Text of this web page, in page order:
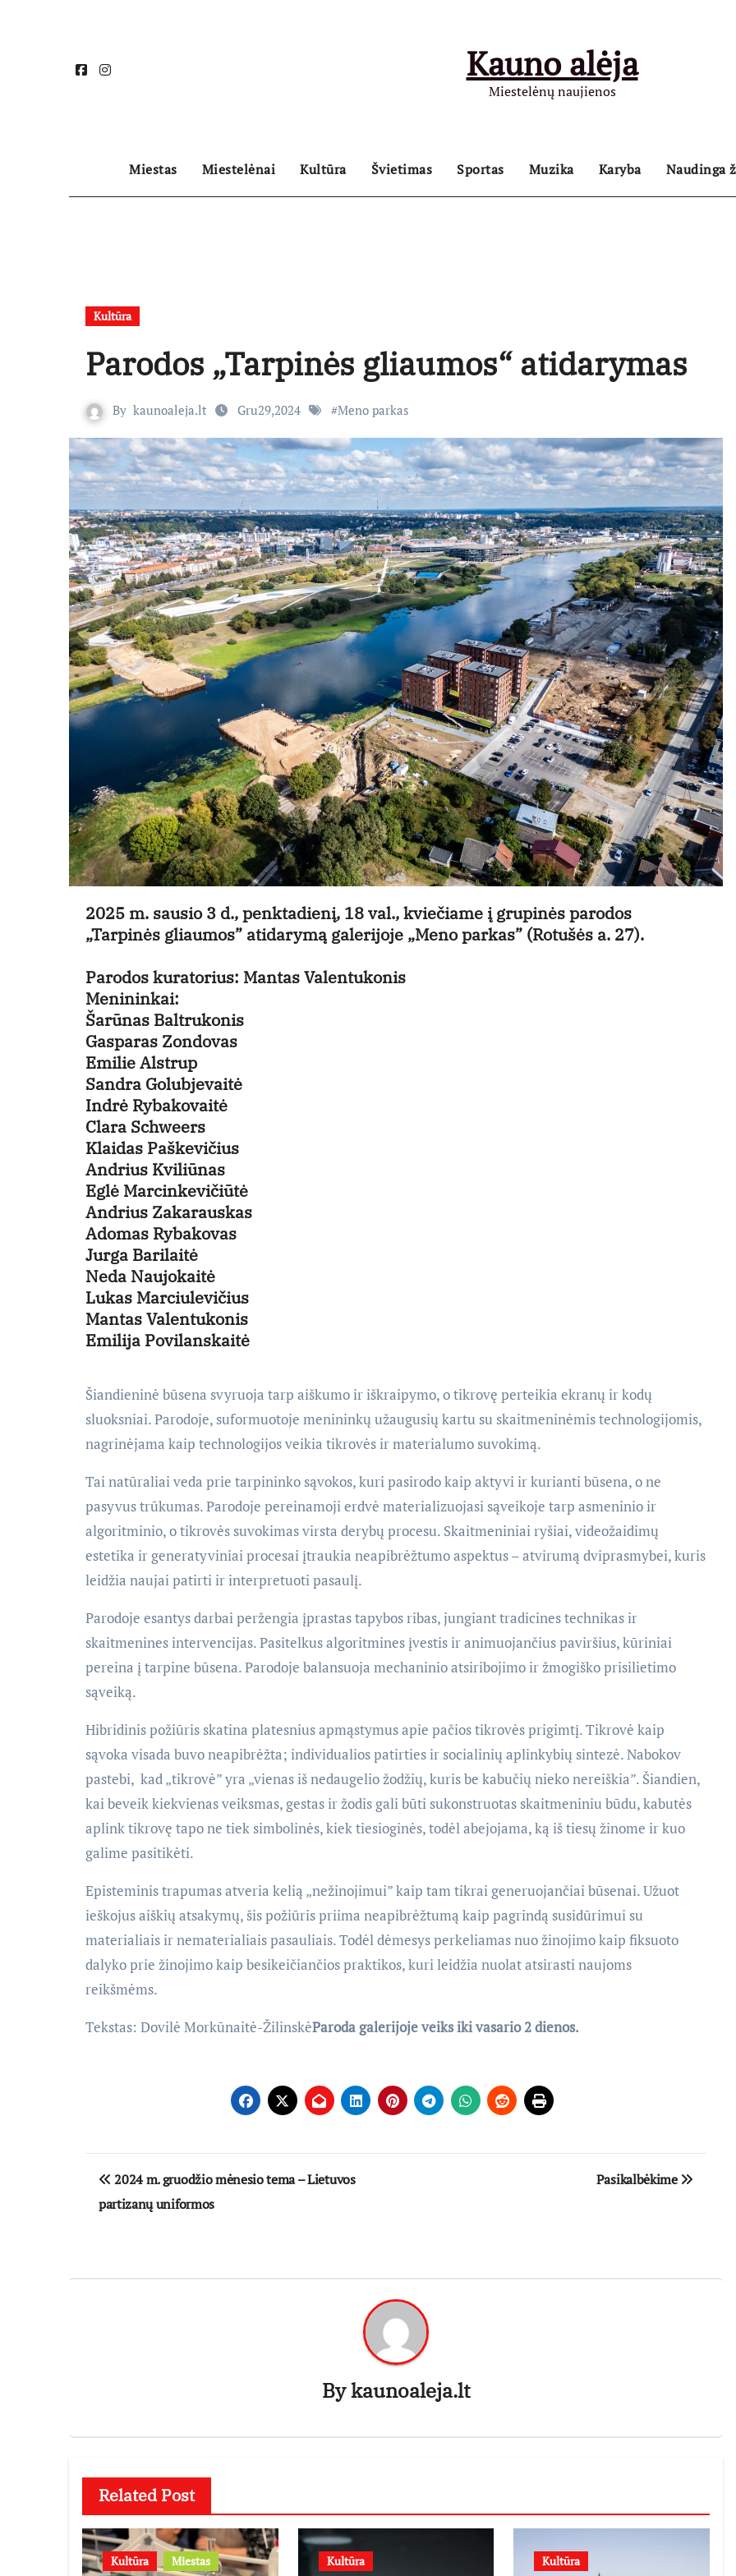
Kauno alėja
Miestelėnų naujienos
Miestas Miestelėnai Kultūra Švietimas Sportas Muzika Karyba Naudinga
Kultūra
Parodos „Tarpinės gliaumos“ atidarymas
By kaunoaleja.lt Gru29,2024 #Meno parkas
2025 m. sausio 3 d., penktadienį, 18 val., kviečiame į grupinės parodos
„Tarpinės gliaumos” atidarymą galerijoje „Meno parkas” (Rotušės a. 27).
Parodos kuratorius: Mantas Valentukonis
Menininkai:
Šarūnas Baltrukonis
Gasparas Zondovas
Emilie Alstrup
Sandra Golubjevaitė
Indrė Rybakovaitė
Clara Schweers
Klaidas Paškevičius
Andrius Kviliūnas
Eglė Marcinkevičiūtė
Andrius Zakarauskas
Adomas Rybakovas
Jurga Barilaitė
Neda Naujokaitė
Lukas Marciulevičius
Mantas Valentukonis
Emilija Povilanskaitė
Šiandieninė būsena svyruoja tarp aiškumo ir iškraipymo, o tikrovę perteikia ekranų ir kodų
sluoksniai. Parodoje, suformuotoje menininkų užaugusių kartu su skaitmeninėmis technologijomis,
nagrinėjama kaip technologijos veikia tikrovės ir materialumo suvokimą.
Tai natūraliai veda prie tarpininko sąvokos, kuri pasirodo kaip aktyvi ir kurianti būsena, o ne
pasyvus trūkumas. Parodoje pereinamoji erdvė materializuojasi sąveikoje tarp asmeninio ir
algoritminio, o tikrovės suvokimas virsta derybų procesu. Skaitmeniniai ryšiai, videožaidimų
estetika ir generatyviniai procesai įtraukia neapibrėžtumo aspektus – atvirumą dviprasmybei, kuris
leidžia naujai patirti ir interpretuoti pasaulį.
Parodoje esantys darbai peržengia įprastas tapybos ribas, jungiant tradicines technikas ir
skaitmenines intervencijas. Pasitelkus algoritmines įvestis ir animuojančius paviršius, kūriniai
pereina į tarpine būsena. Parodoje balansuoja mechaninio atsiribojimo ir žmogiško prisilietimo
sąveiką.
Hibridinis požiūris skatina platesnius apmąstymus apie pačios tikrovės prigimtį. Tikrovė kaip
sąvoka visada buvo neapibrėžta; individualios patirties ir socialinių aplinkybių sintezė. Nabokov
pastebi, kad „tikrovė” yra „vienas iš nedaugelio žodžių, kuris be kabučių nieko nereiškia”. Šiandien,
kai beveik kiekvienas veiksmas, gestas ir žodis gali būti sukonstruotas skaitmeniniu būdu, kabutės
aplink tikrovę tapo ne tiek simbolinės, kiek tiesioginės, todėl abejojama, ką iš tiesų žinome ir kuo
galime pasitikėti.
Episteminis trapumas atveria kelią „nežinojimui” kaip tam tikrai generuojančiai būsenai. Užuot
ieškojus aiškių atsakymų, šis požiūris priima neapibrėžtumą kaip pagrindą susidūrimui su
materialiais ir nematerialiais pasauliais. Todėl dėmesys perkeliamas nuo žinojimo kaip fiksuoto
dalyko prie žinojimo kaip besikeičiančios praktikos, kuri leidžia nuolat atsirasti naujoms
reikšmėms.
Tekstas: Dovilė Morkūnaitė-ŽilinskėParoda galerijoje veiks iki vasario 2 dienos.
Navigacija
tarp
2024 m. gruodžio mėnesio tema – Lietuvos
partizanų uniformos
Pasikalbėkime
Bykaunoaleja.lt
Related Post
Kultūra Miestas Kultūra Kultūra